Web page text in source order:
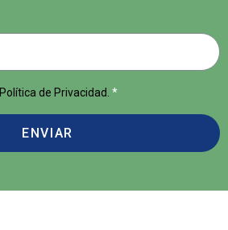
Política de Privacidad. *
ENVIAR